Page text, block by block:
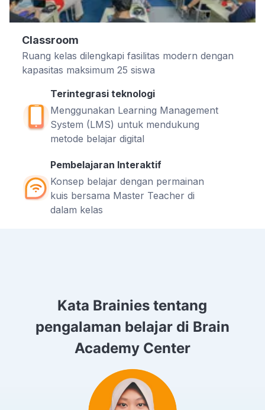
Classroom
Ruang kelas dilengkapi fasilitas modern dengan
kapasitas maksimum 25 siswa
Terintegrasi teknologi
Menggunakan Learning Management
System (LMS) untuk mendukung
metode belajar digital
Pembelajaran Interaktif
Konsep belajar dengan permainan
kuis bersama Master Teacher di
dalam kelas
Kata Brainies tentang
pengalaman belajar di Brain
Academy Center